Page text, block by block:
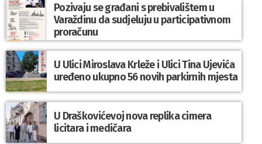
Pozivaju se građani s prebivalištem u
Varaždinu da sudjeluju u participativnom
proračunu
U Ulici Miroslava Krleže i Ulici Tina Ujevića
uređeno ukupno 56 novih parkirnih mjesta
U Draškovićevoj nova replika cimera
licitara i medičara